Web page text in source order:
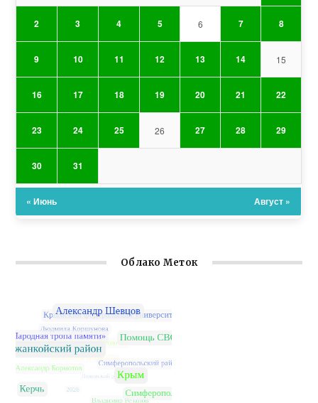
2 3 4 5 6 7 8
9 10 11 12 13 14 15
16 17 18 19 20 21 22
23 24 25 26 27 28 29
30 31
« Июнь Август »
Облако Меток